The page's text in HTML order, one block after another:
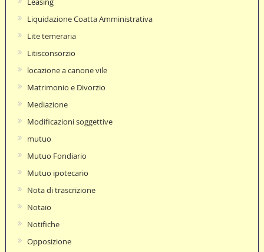
Liquidazione Coatta Amministrativa
Lite temeraria
Litisconsorzio
locazione a canone vile
Matrimonio e Divorzio
Mediazione
Modificazioni soggettive
mutuo
Mutuo Fondiario
Mutuo ipotecario
Nota di trascrizione
Notaio
Notifiche
Opposizione